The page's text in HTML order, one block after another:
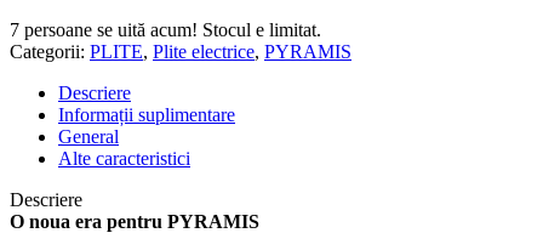
7 persoane se uită acum! Stocul e limitat.
Categorii: PLITE, Plite electrice, PYRAMIS
Descriere
Informații suplimentare
General
Alte caracteristici
Descriere
O noua era pentru PYRAMIS